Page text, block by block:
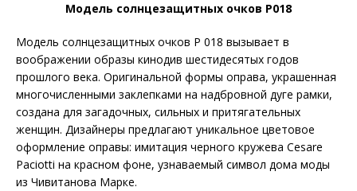
Модель солнцезащитных очков P018
Модель солнцезащитных очков P 018 вызывает в
воображении образы кинодив шестидесятых годов
прошлого века. Оригинальной формы оправа, украшенная
многочисленными заклепками на надбровной дуге рамки,
создана для загадочных, сильных и притягательных
женщин. Дизайнеры предлагают уникальное цветовое
оформление оправы: имитация черного кружева Cesare
Paciotti на красном фоне, узнаваемый символ дома моды
из Чивитанова Марке.